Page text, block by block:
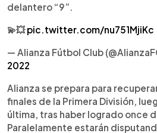
delantero “9”.
💫💥pic.twitter.com/nu751MjiKc
— Alianza Fútbol Club
2022
Alianza se prepara para
finales de la Primera División,
última, tras haber logrado once
Paralelamente estarán